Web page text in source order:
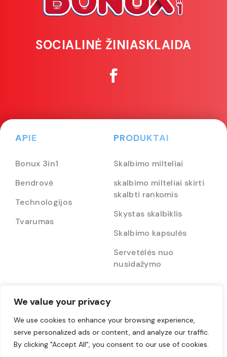
We value your privacy
We use cookies to enhance your browsing experience,
serve personalized ads or content, and analyze our traffic.
By clicking "Accept All", you consent to our use of cookies.
SOCIALINĖ ŽINIASKLAIDA
APIE
Bonux 3in1
Bendrovė
Technologijos
Tvarumas
PRODUKTAI
Skalbimo milteliai
skalbimo milteliai skirti
skalbti rankomis
Skystas skalbiklis
Skalbimo kapsulės
Servetėlės nuo
nusidažymo
BONUX šeima
Bonux Smart
Šypsenų šalis
Taisyklės ir sąlygos
Konfidencialumo